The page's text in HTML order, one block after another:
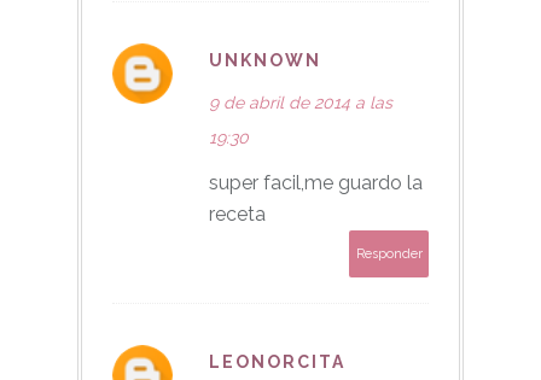
UNKNOWN
9 de abril de 2014 a las
19:30
super facil,me guardo la
receta
Responder
LEONORCITA